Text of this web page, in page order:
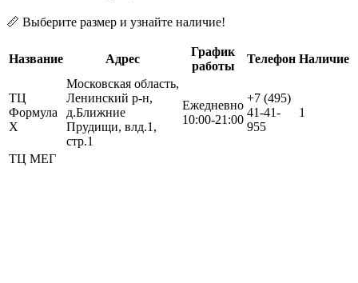
📏 Выберите размер и узнайте наличие!
Название Адрес
График
работы
Телефон Наличие
ТЦ
Формула
Х
Московская область,
Ленинский р-н,
д.Ближние
Прудищи, влд.1,
стр.1
Ежедневно
10:00-21:00
+7 (495)
41-41-
955
1
ТЦ МЕГ